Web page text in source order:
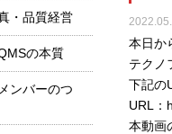
・品質経営
の本質
ンバーのつ
本日か
テクノ
下記の
URL：
本動画